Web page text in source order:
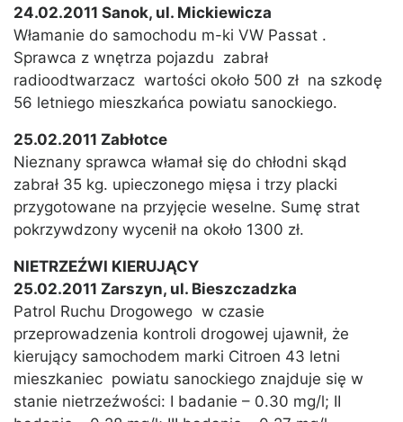
24.02.2011 Sanok, ul. Mickiewicza
Włamanie do samochodu m-ki VW Passat .
Sprawca z wnętrza pojazdu zabrał
radioodtwarzacz wartości około 500 zł na szkodę
56 letniego mieszkańca powiatu sanockiego.
25.02.2011 Zabłotce
Nieznany sprawca włamał się do chłodni skąd
zabrał 35 kg. upieczonego mięsa i trzy placki
przygotowane na przyjęcie weselne. Sumę strat
pokrzywdzony wycenił na około 1300 zł.
NIETRZEŹWI KIERUJĄCY
25.02.2011 Zarszyn, ul. Bieszczadzka
Patrol Ruchu Drogowego w czasie
przeprowadzenia kontroli drogowej ujawnił, że
kierujący samochodem marki Citroen 43 letni
mieszkaniec powiatu sanockiego znajduje się w
stanie nietrzeźwości: I badanie – 0.30 mg/l; II